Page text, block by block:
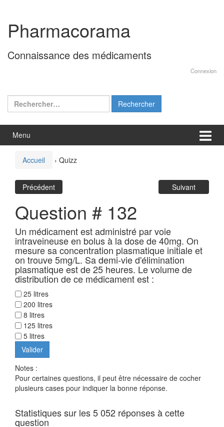
contenu
menu
principal
Pharmacorama
Connaissance des médicaments
Connexion
Rechercher :
Menu
Accueil › Quizz
Précédent Suivant
Question # 132
Un médicament est administré par voie
intraveineuse en bolus à la dose de 40mg. On
mesure sa concentration plasmatique initiale et
on trouve 5mg/L. Sa demi-vie d'élimination
plasmatique est de 25 heures. Le volume de
distribution de ce médicament est :
25 litres
200 litres
8 litres
125 litres
5 litres
Notes :
Pour certaines questions, il peut être nécessaire de cocher
plusieurs cases pour indiquer la bonne réponse.
Statistiques sur les 5 052 réponses à cette
question